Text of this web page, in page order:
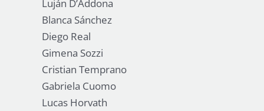
Luján D’Addona
Blanca Sánchez
Diego Real
Gimena Sozzi
Cristian Temprano
Gabriela Cuomo
Lucas Horvath